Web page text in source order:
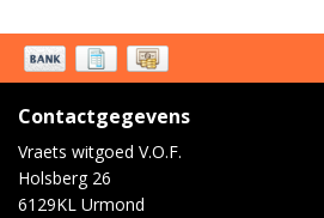
Contactgegevens
Vraets witgoed V.O.F.
Holsberg 26
6129KL Urmond